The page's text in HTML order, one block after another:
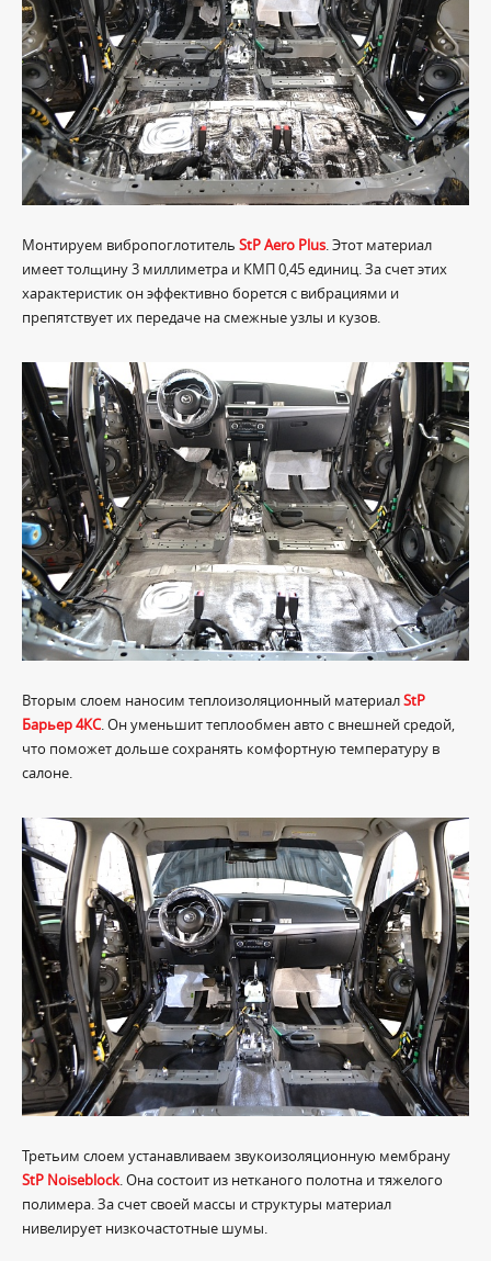
Монтируем вибропоглотитель StP Aero Plus. Этот материал
имеет толщину 3 миллиметра и КМП 0,45 единиц. За счет этих
характеристик он эффективно борется с вибрациями и
препятствует их передаче на смежные узлы и кузов.
Вторым слоем наносим теплоизоляционный материалStP
Барьер 4КС. Он уменьшит теплообмен авто с внешней средой,
что поможет дольше сохранять комфортную температуру в
салоне.
Третьим слоем устанавливаем звукоизоляционную мембрану
StP Noiseblock. Она состоит из нетканого полотна и тяжелого
полимера. За счет своей массы и структуры материал
нивелирует низкочастотные шумы.